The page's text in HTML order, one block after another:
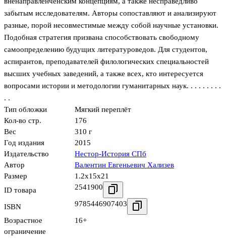
забытым исследователям. Авторы сопоставляют и анализируют
разные, порой несовместимые между собой научные установки.
Подобная стратегия призвана способствовать свободному
самоопределению будущих литературоведов. Для студентов,
аспирантов, преподавателей филологических специальностей
высших учебных заведений, а также всех, кто интересуется
вопросами истории и методологии гуманитарных наук. . . . . . . . .
. .
Тип обложки
Мягкий переплёт
Кол-во стр.
176
Вес
310 г
Год издания
2015
Издательство
Нестор-История СПб
Автор
Валентин Евгеньевич Хализев
Размер
1.2x15x21
ID товара
2541900
ISBN 9785446907403
Возрастное
ограничение
16+